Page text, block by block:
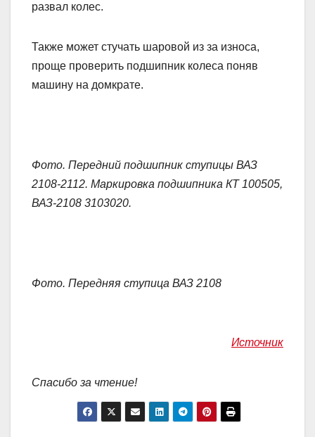
развал колес.
Также может стучать шаровой из за износа,
проще проверить подшипник колеса поняв
машину на домкрате.
Фото. Передний подшипник ступицы ВАЗ
2108-2112. Маркировка подшипника КТ 100505,
ВАЗ-2108 3103020.
Фото. Передняя ступица ВАЗ 2108
Источник
Спасибо за чтение!